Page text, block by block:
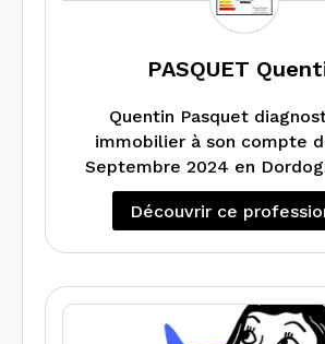
anomalies détectés et
comment les traiter aux
moindre coups et enfin
Nous vous
travaux engagés ainsi
résultats modifiant votre
PASQUET
Quentin Pasquet
immobilier à son compte
Septembre 2024 en
Découvrir ce